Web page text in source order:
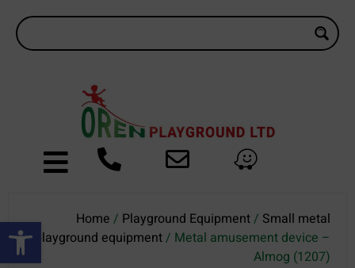
Open toolbarHome / Playground Equipment/ Small metal
playground equipment/ Metal amusement device –
Almog (1207)